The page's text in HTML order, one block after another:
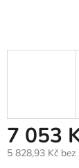
7 053
5 828,93 Kč bez